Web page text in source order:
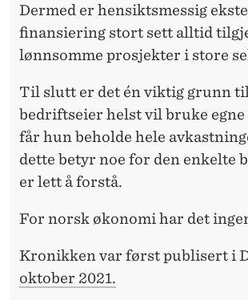
Dermed er hensiktsmessig
finansiering stort sett alltid
lønnsomme prosjekter i store
Til slutt er det én viktig grunn
bedriftseier helst vil bruke egne
får hun beholde hele
dette betyr noe for den enkelte
er lett å forstå.
For norsk økonomi har det
Kronikken var først publisert i
oktober 2021.